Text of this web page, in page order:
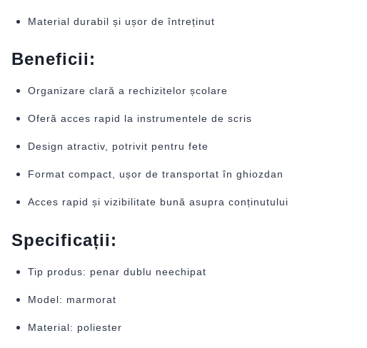
Material durabil și ușor de întreținut
Beneficii:
Organizare clară a rechizitelor școlare
Oferă acces rapid la instrumentele de scris
Design atractiv, potrivit pentru fete
Format compact, ușor de transportat în ghiozdan
Acces rapid și vizibilitate bună asupra conținutului
Specificații:
Tip produs: penar dublu neechipat
Model: marmorat
Material: poliester